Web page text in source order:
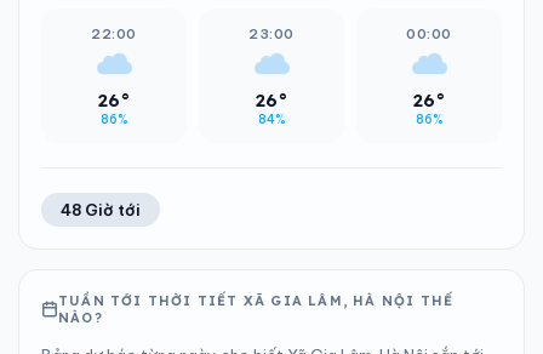
22:00
26°
86%
23:00
26°
84%
00:00
26°
86%
48 Giờ tới
TUẦN TỚI THỜI TIẾT XÃ GIA LÂM, HÀ NỘI THẾ
NÀO?